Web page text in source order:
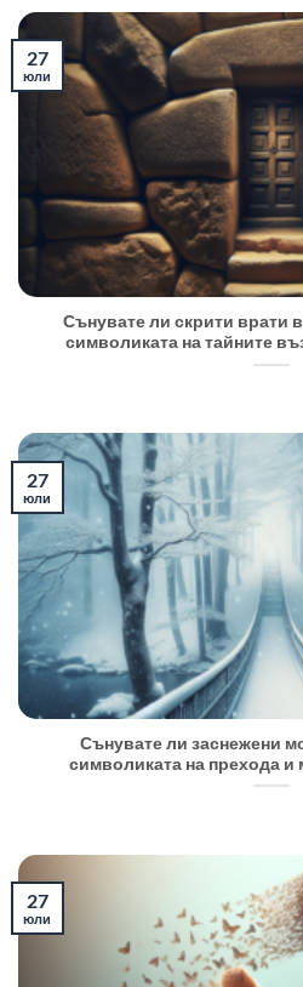
Сънувате ли скрити врати в
символиката на тайните
27
юли
Сънувате ли заснежени
символиката на прехода и
27
юли
27
юли